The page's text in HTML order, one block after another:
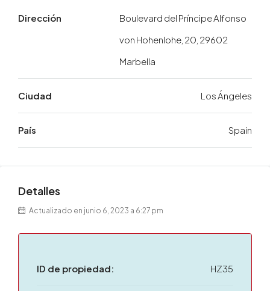
Dirección
Boulevard del Príncipe Alfonso
von Hohenlohe, 20, 29602
Marbella
Ciudad Los Ángeles
País Spain
Detalles
Actualizado en junio 6, 2023 a 6:27 pm
ID de propiedad: HZ35